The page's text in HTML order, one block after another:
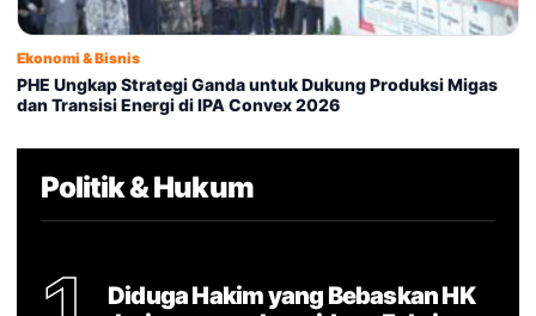
Ekonomi & Bisnis
PHE Ungkap Strategi Ganda untuk Dukung Produksi Migas
dan Transisi Energi di IPA Convex 2026
Politik & Hukum
Diduga Hakim yang Bebaskan HK